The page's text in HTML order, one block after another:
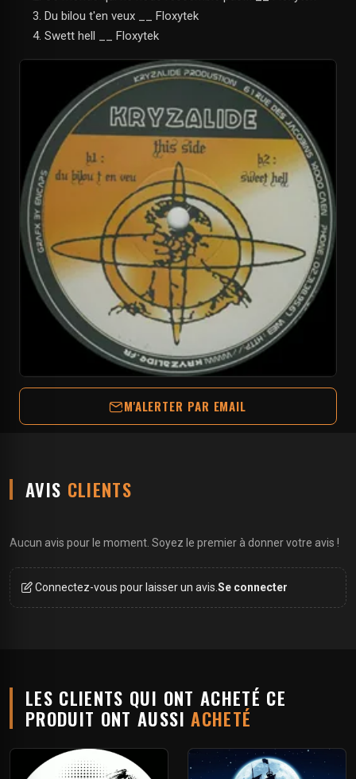
Du bilou t'en veux __ Floxytek
Swett hell __ Floxytek
M'ALERTER PAR EMAIL
AVIS CLIENTS
Aucun avis pour le moment. Soyez le premier à donner votre avis !
Connectez-vous pour laisser un avis. Se connecter
LES CLIENTS QUI ONT ACHETÉ CE
PRODUIT ONT AUSSIACHETÉ